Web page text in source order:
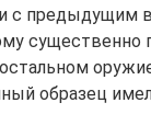
с предыдущим
образец